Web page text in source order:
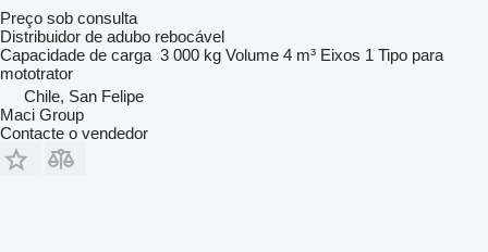
Preço sob consulta
Distribuidor de adubo rebocável
Capacidade de carga 3 000 kg Volume 4 m³ Eixos 1 Tipo para
mototrator
Chile, San Felipe
Maci Group
Contacte o vendedor